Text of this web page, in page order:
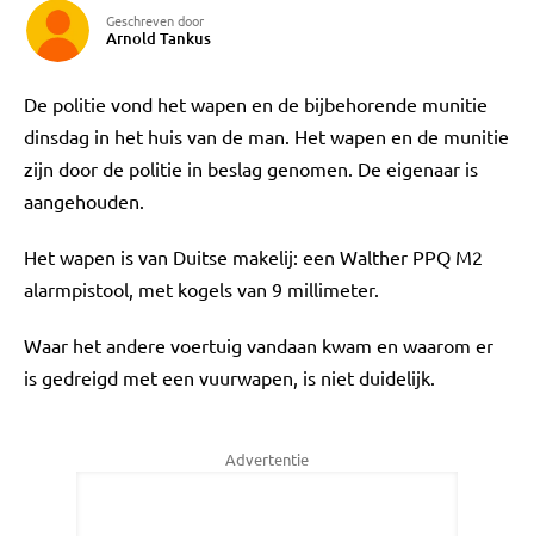
Geschreven door
Arnold Tankus
De politie vond het wapen en de bijbehorende munitie
dinsdag in het huis van de man. Het wapen en de munitie
zijn door de politie in beslag genomen. De eigenaar is
aangehouden.
Het wapen is van Duitse makelij: een Walther PPQ M2
alarmpistool, met kogels van 9 millimeter.
Waar het andere voertuig vandaan kwam en waarom er
is gedreigd met een vuurwapen, is niet duidelijk.
Advertentie